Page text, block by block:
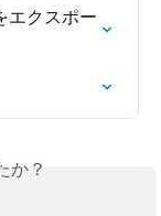
クスポー
か？